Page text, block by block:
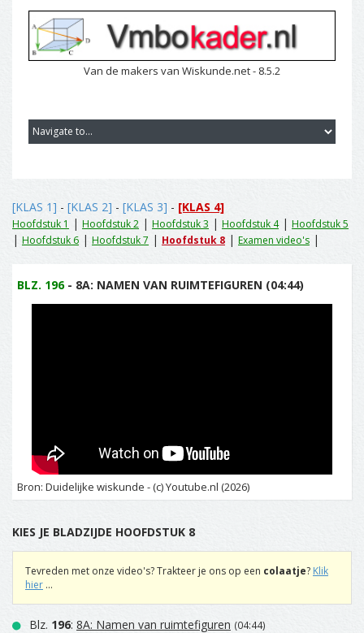
Van de makers van Wiskunde.net - 8.5.2
[KLAS 1] - [KLAS 2] - [KLAS 3] - [KLAS 4]
Hoofdstuk 1 | Hoofdstuk 2 | Hoofdstuk 3 | Hoofdstuk 4| Hoofdstuk 5
| Hoofdstuk 6 | Hoofdstuk 7 | Hoofdstuk 8 | Examen video's |
BLZ. 196- 8A: NAMEN VAN RUIMTEFIGUREN (04:44)
Bron: Duidelijke wiskunde - (c) Youtube.nl (2026)
KIES JE BLADZIJDE HOOFDSTUK 8
Tevreden met onze video's? Trakteer je ons op een colaatje? Klik
hier ...
Blz. 196: 8A: Namen van ruimtefiguren (04:44)